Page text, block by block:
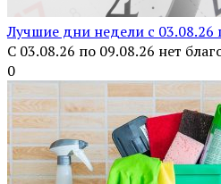
Лучшие дни недели с 03.08.26
С 03.08.26 по 09.08.26 нет
0